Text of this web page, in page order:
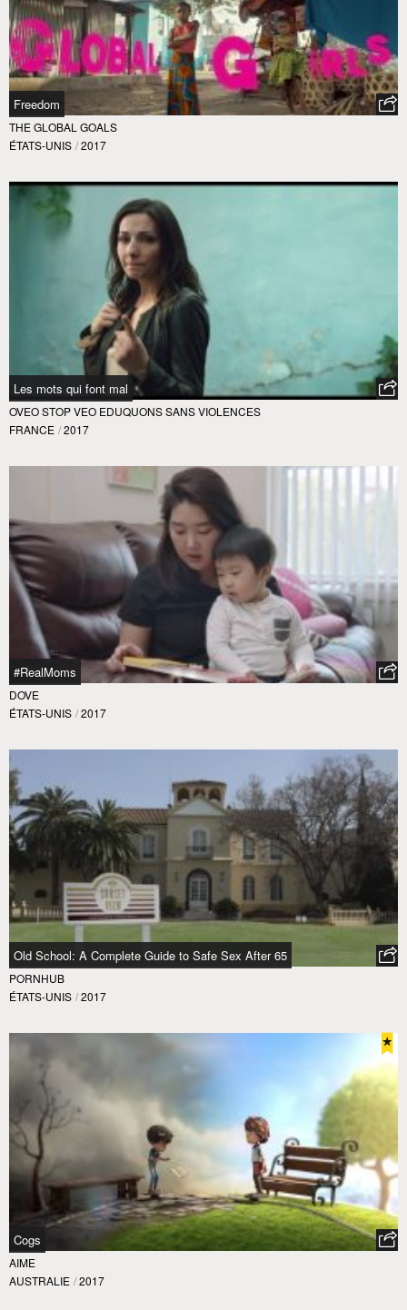
Freedom
THE GLOBAL GOALS
ÉTATS-UNIS / 2017
Les mots qui font mal
OVEO STOP VEO EDUQUONS SANS VIOLENCES
FRANCE / 2017
#RealMoms
DOVE
ÉTATS-UNIS / 2017
Old School: A Complete Guide to Safe Sex After 65
PORNHUB
ÉTATS-UNIS / 2017
Cogs
AIME
AUSTRALIE / 2017